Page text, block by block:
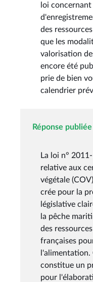
loi
des
que les
valorisation
encore été
prie de bien
calendrier
Réponse
La loi n°
relative aux
végétale
crée pour la
législative
la pêche
des
françaises
l'alimentation.
constitue un
pour